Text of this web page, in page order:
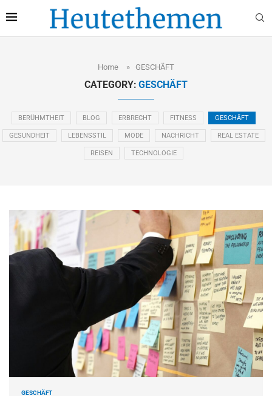
Home » GESCHÄFT
CATEGORY: GESCHÄFT
BERÜHMTHEIT BLOG ERBRECHT FITNESS GESCHÄFT
GESUNDHEIT LEBENSSTIL MODE NACHRICHT REAL ESTATE
REISEN TECHNOLOGIE
GESCHÄFT